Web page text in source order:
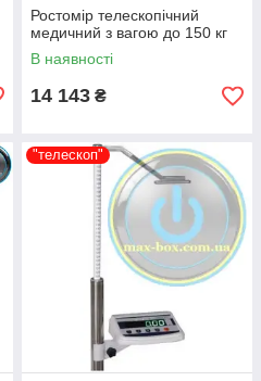
Ростомір телескопічний
медичний з вагою до 150 кг
В наявності
14 143 ₴
"телескоп"